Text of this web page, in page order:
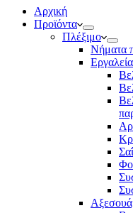
Αρχική
Προϊόντα
Πλέξιμο
Νήματα